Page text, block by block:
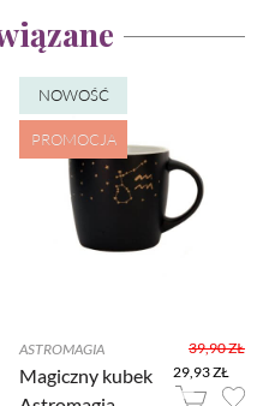
NOWOŚĆ
PROMOCJA
ASTROMAGIA 39,90 ZŁ
Magiczny kubek
29,93 ZŁ